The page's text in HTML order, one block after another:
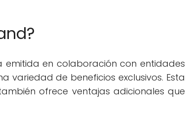
emitida en colaboración con entidades
variedad de beneficios exclusivos. Esta
ofrece ventajas adicionales que